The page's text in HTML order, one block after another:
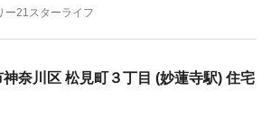
ー21スターライフ
奈川区 松見町３丁目 (妙蓮寺駅) 住宅